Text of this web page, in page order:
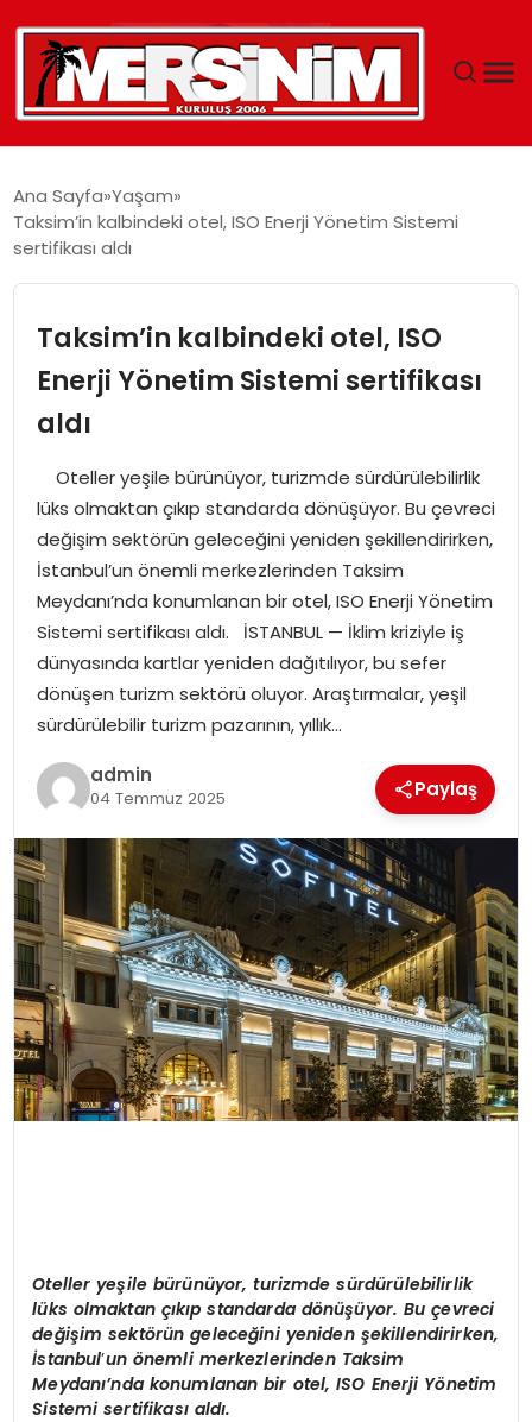
YAŞAM
EĞITIM
SPOR
EKONOMI
MAGAZIN
DÜNYA
OTOMOBIL
Ana Sayfa Yaşam
Taksim’in kalbindeki otel, ISO Enerji Yönetim Sistemi
sertifikası aldı
Taksim’in kalbindeki otel, ISO
Enerji Yönetim Sistemi sertifikası
aldı
Oteller yeşile bürünüyor, turizmde sürdürülebilirlik
lüks olmaktan çıkıp standarda dönüşüyor. Bu çevreci
değişim sektörün geleceğini yeniden şekillendirirken,
İstanbul’un önemli merkezlerinden Taksim
Meydanı’nda konumlanan bir otel, ISO Enerji Yönetim
Sistemi sertifikası aldı. İSTANBUL — İklim kriziyle iş
dünyasında kartlar yeniden dağıtılıyor, bu sefer
dönüşen turizm sektörü oluyor. Araştırmalar, yeşil
sürdürülebilir turizm pazarının, yıllık…
admin
04 Temmuz 2025 Paylaş
Oteller yeşile bürünüyor, turizmde sürdürülebilirlik
lüks olmaktan çıkıp standarda dönüşüyor. Bu çevreci
değişim sektörün geleceğini yeniden şekillendirirken,
İstanbul’un önemli merkezlerinden Taksim
Meydanı’nda konumlanan bir otel, ISO Enerji Yönetim
Sistemi sertifikası aldı.